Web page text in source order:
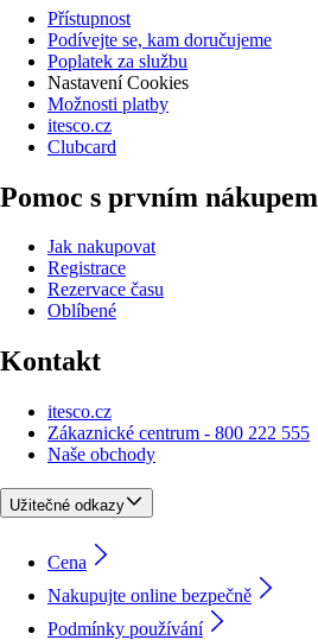
Přístupnost
Podívejte se, kam doručujeme
Poplatek za službu
Nastavení Cookies
Možnosti platby
itesco.cz
Clubcard
Pomoc s prvním nákupem
Jak nakupovat
Registrace
Rezervace času
Oblíbené
Kontakt
itesco.cz
Zákaznické centrum - 800 222 555
Naše obchody
Užitečné odkazy
Cena
Nakupujte online bezpečně
Podmínky používání